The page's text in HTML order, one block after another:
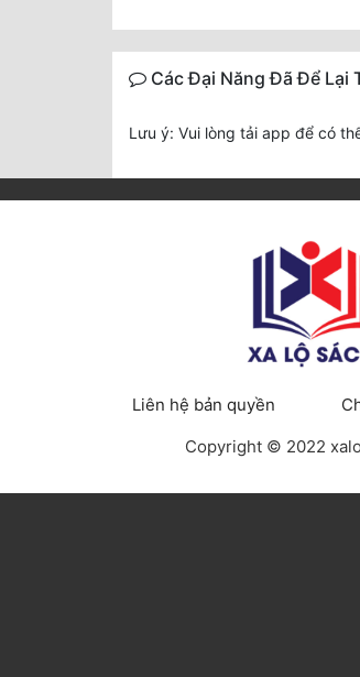
Các Đại Năng Đã Để Lại
Lưu ý: Vui lòng tải app để có
Liên hệ bản quyền
Copyright © 2022